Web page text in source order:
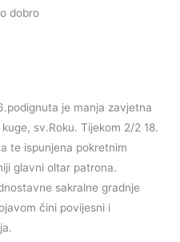
dobro
je manja zavjetna
sv.Roku. Tijekom 2/2 18.
te ispunjena pokretnim
glavni oltar patrona.
sakralne gradnje
čini povijesni i